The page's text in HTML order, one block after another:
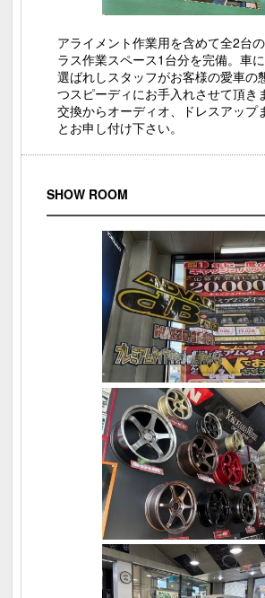
アライメント作業用を含めて全2台
ラス作業スペース1台分を完備。車
選ばれしスタッフがお客様の愛車の
つスピーディにお手入れさせて頂き
交換からオーディオ、ドレスアップ
とお申し付け下さい。
SHOW ROOM